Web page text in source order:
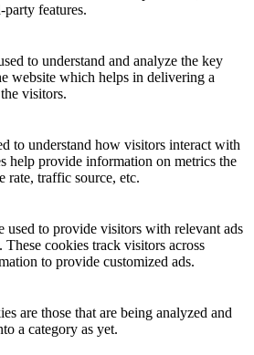
features.
to understand and analyze the key
website which helps in delivering a
visitors.
to understand how visitors interact with
help provide information on metrics the
rate, traffic source, etc.
used to provide visitors with relevant ads
cookies track visitors across
to provide customized ads.
are those that are being analyzed and
a category as yet.